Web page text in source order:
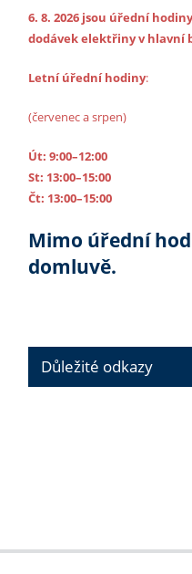
6. 8. 2026 jsou úřední
dodávek elektřiny v hlavní
Letní úřední hodiny:
(červenec a srpen)
Út: 9:00–12:00
St: 13:00–15:00
Čt: 13:00–15:00
Mimo úřední
domluvě.
Důležité odkazy